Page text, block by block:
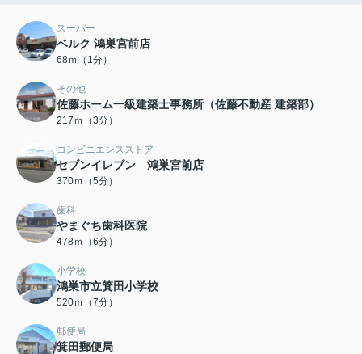
スーパー
ベルク 鴻巣宮前店
68ｍ（1分）
その他
佐藤ホーム一級建築士事務所（佐藤不動産 建築部）
217ｍ（3分）
コンビニエンスストア
セブンイレブン 鴻巣宮前店
370ｍ（5分）
歯科
やまぐち歯科医院
478ｍ（6分）
小学校
鴻巣市立箕田小学校
520ｍ（7分）
郵便局
箕田郵便局